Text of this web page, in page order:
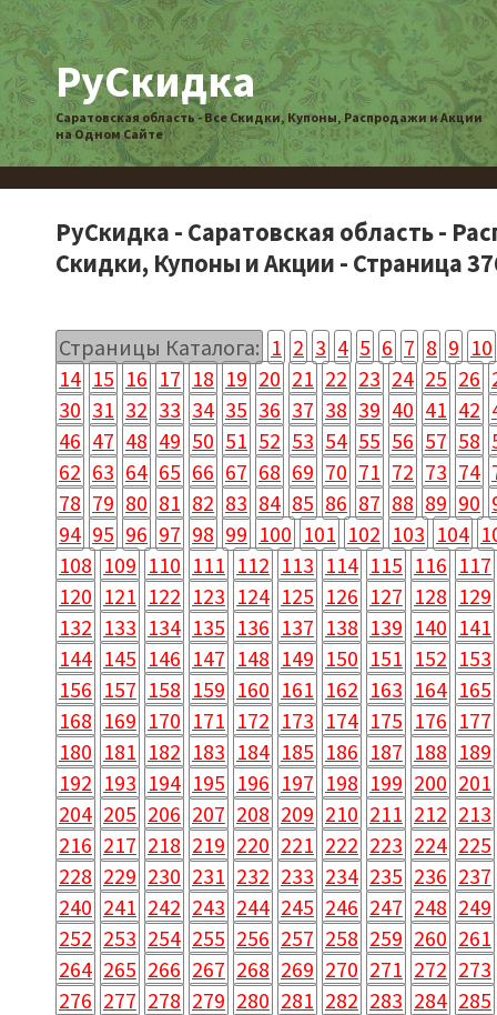
РуСкидка
Саратовская область - Все Скидки, Купоны, Распродажи и Акции
на Одном Сайте
РуСкидка - Саратовская область -
Скидки, Купоны и Акции - Страница
Страницы Каталога: 1 2 3 4 5 6 7 8 9 10
14 15 16 17 18 19 20 21 22 23 24 25 26
30 31 32 33 34 35 36 37 38 39 40 41 42
46 47 48 49 50 51 52 53 54 55 56 57 58
62 63 64 65 66 67 68 69 70 71 72 73 74
78 79 80 81 82 83 84 85 86 87 88 89 90
94 95 96 97 98 99 100 101 102 103 104
108 109 110 111 112 113 114 115 116 117
120 121 122 123 124 125 126 127 128 129
132 133 134 135 136 137 138 139 140 141
144 145 146 147 148 149 150 151 152 153
156 157 158 159 160 161 162 163 164 165
168 169 170 171 172 173 174 175 176 177
180 181 182 183 184 185 186 187 188 189
192 193 194 195 196 197 198 199 200 201
204 205 206 207 208 209 210 211 212 213
216 217 218 219 220 221 222 223 224 225
228 229 230 231 232 233 234 235 236 237
240 241 242 243 244 245 246 247 248 249
252 253 254 255 256 257 258 259 260 261
264 265 266 267 268 269 270 271 272 273
276 277 278 279 280 281 282 283 284 285